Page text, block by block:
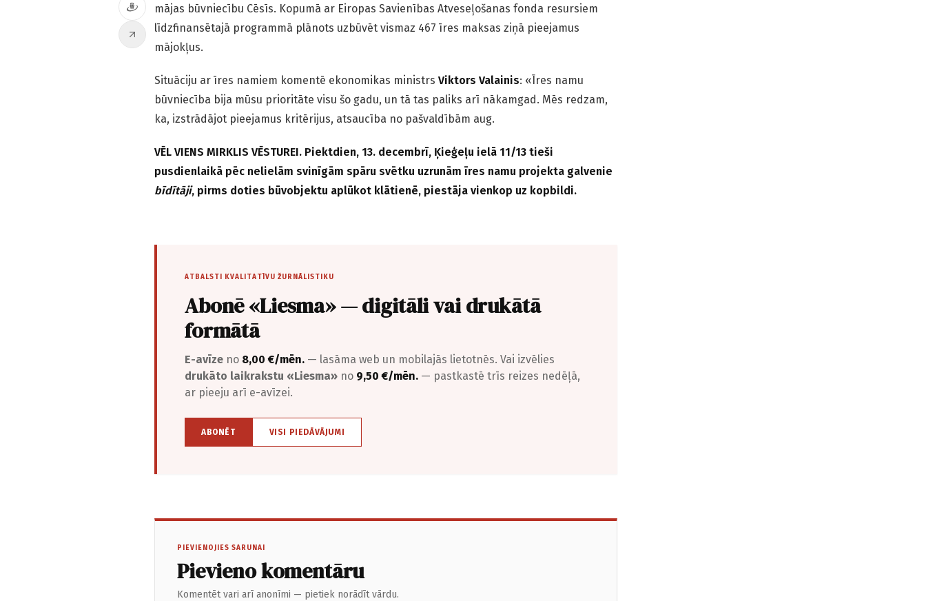
mājas būvniecību Cēsīs. Kopumā ar Eiropas Savienības Atveseļošanas fonda resursiem
līdzfinansētajā programmā plānots uzbūvēt vismaz 467 īres maksas ziņā pieejamus
mājokļus.
Situāciju ar īres namiem komentē ekonomikas ministrs Viktors Valainis: «Īres namu
būvniecība bija mūsu prioritāte visu šo gadu, un tā tas paliks arī nākamgad. Mēs redzam,
ka, izstrādājot pieejamus kritērijus, atsaucība no pašvaldībām aug.
VĒL VIENS MIRKLIS VĒSTUREI. Piektdien, 13. decembrī, Ķieģeļu ielā 11/13 tieši
pusdienlaikā pēc nelielām svinīgām spāru svētku uzrunām īres namu projekta galvenie
bīdītāji, pirms doties būvobjektu aplūkot klātienē, piestāja vienkop uz kopbildi.
ATBALSTI KVALITATĪVU ŽURNĀLISTIKU
Abonē «Liesma» — digitāli vai drukātā
formātā
E-avīze no 8,00 €/mēn. — lasāma web un mobilajās lietotnēs. Vai izvēlies
drukāto laikrakstu «Liesma» no 9,50 €/mēn. — pastkastē trīs reizes nedēļā,
ar pieeju arī e-avīzei.
ABONĒT VISI PIEDĀVĀJUMI
PIEVIENOJIES SARUNAI
Pievieno komentāru
Komentēt vari arī anonīmi — pietiek norādīt vārdu.